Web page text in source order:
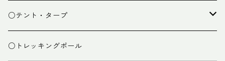
スタッフバッグ
ザック小物
クッカー
バーナー
○テント・タープ
テント
○トレッキングポール